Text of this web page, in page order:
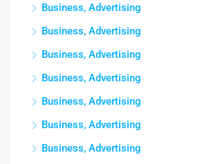
Business, Advertising
Business, Advertising
Business, Advertising
Business, Advertising
Business, Advertising
Business, Advertising
Business, Advertising